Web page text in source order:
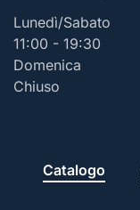
Lunedì/Sabato
11:00 - 19:30
Domenica
Chiuso
Catalogo